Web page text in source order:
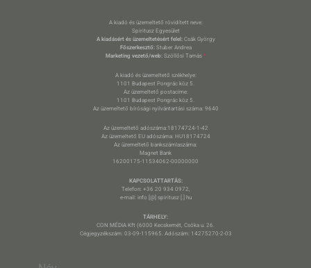
A kiadó és üzemeltető rövidített neve:
Spiritusz Egyesület
A kiadásért és üzemeltetésért felel:Csák György
Főszerkesztő:Stuber Andrea
Marketing vezető/web: Szöllősi Tamás *
A kiadó és üzemeltető székhelye:
1101 Budapest Pongrác köz 5.
Az üzemeltető postacíme:
1101 Budapest Pongrác köz 5.
Az üzemeltető bírósági nyilvántartási száma: 9640
Az üzemeltető adószáma:18174724-1-42
Az üzemeltető EU adószáma: HU18174724
Az üzemeltető bankszámlaszáma:
Magnet Bank
16200175-11534062-00000000
KAPCSOLATTARTÁS:
Telefon: +36 20 934 0972,
e-mail: info [@] spiritusz [.] hu
TÁRHELY:
CON MÉDIA Kft (6000 Kecskemét, Csóka u. 26.
Cégjegyzékszám: 03-09-115965. Adószám: 14275270-2-03